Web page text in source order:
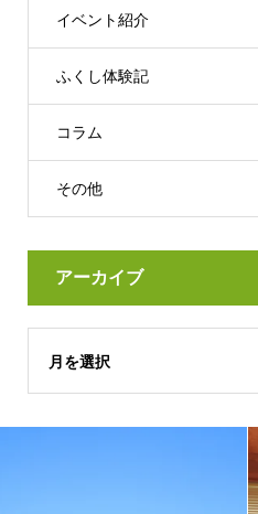
イベント紹介
ふくし体験記
コラム
その他
アーカイブ
月を選択